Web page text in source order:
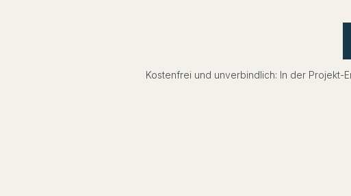
Kostenfrei und unverbindlich: In der Projekt-